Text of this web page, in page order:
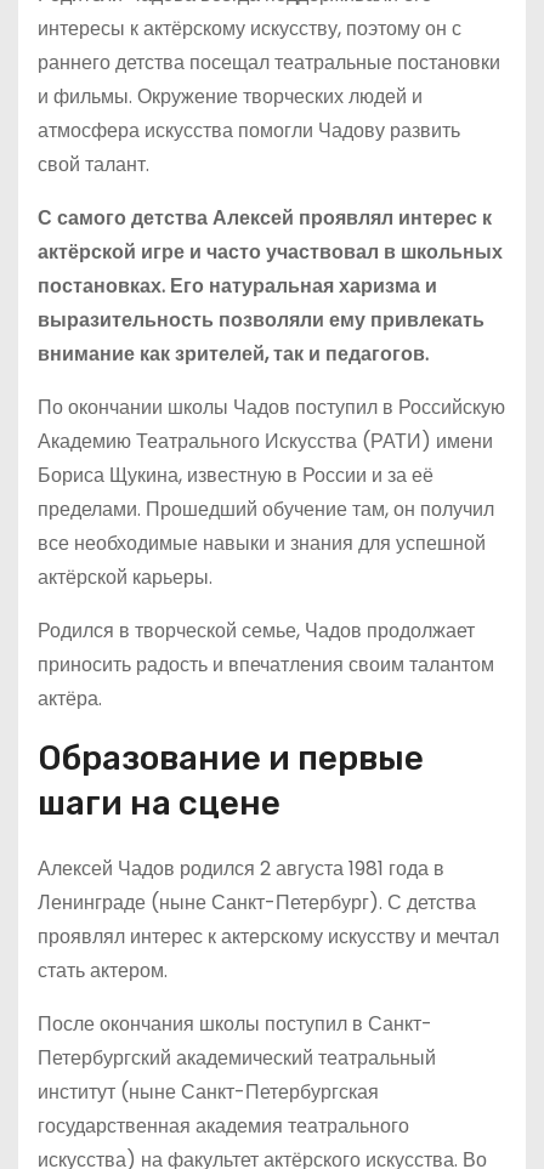
интересы к актёрскому искусству, поэтому он с
раннего детства посещал театральные постановки
и фильмы. Окружение творческих людей и
атмосфера искусства помогли Чадову развить
свой талант.
С самого детства Алексей проявлял интерес к
актёрской игре и часто участвовал в школьных
постановках. Его натуральная харизма и
выразительность позволяли ему привлекать
внимание как зрителей, так и педагогов.
По окончании школы Чадов поступил в Российскую
Академию Театрального Искусства (РАТИ) имени
Бориса Щукина, известную в России и за её
пределами. Прошедший обучение там, он получил
все необходимые навыки и знания для успешной
актёрской карьеры.
Родился в творческой семье, Чадов продолжает
приносить радость и впечатления своим талантом
актёра.
Образование и первые
шаги на сцене
Алексей Чадов родился 2 августа 1981 года в
Ленинграде (ныне Санкт-Петербург). С детства
проявлял интерес к актерскому искусству и мечтал
стать актером.
После окончания школы поступил в Санкт-
Петербургский академический театральный
институт (ныне Санкт-Петербургская
государственная академия театрального
искусства) на факультет актёрского искусства. Во